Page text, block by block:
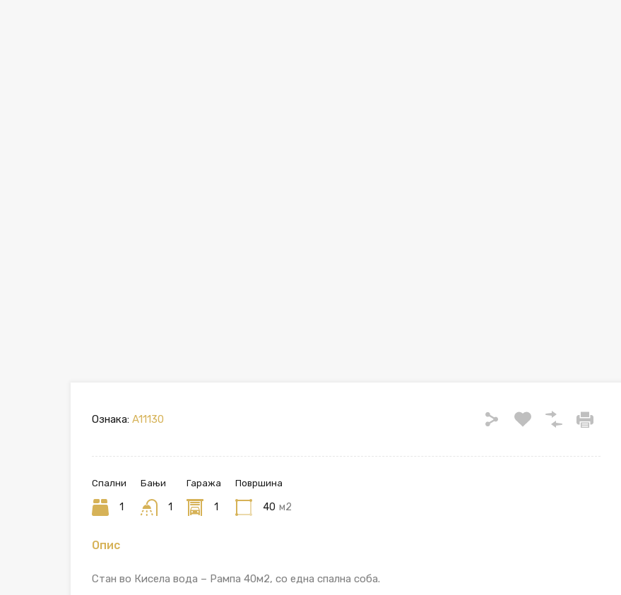
Ознака: A11130
Спални
1
Бањи
1
Гаража
1
Површина
40 м2
Опис
Стан во Кисела вода – Рампа 40м2, со една спална соба.